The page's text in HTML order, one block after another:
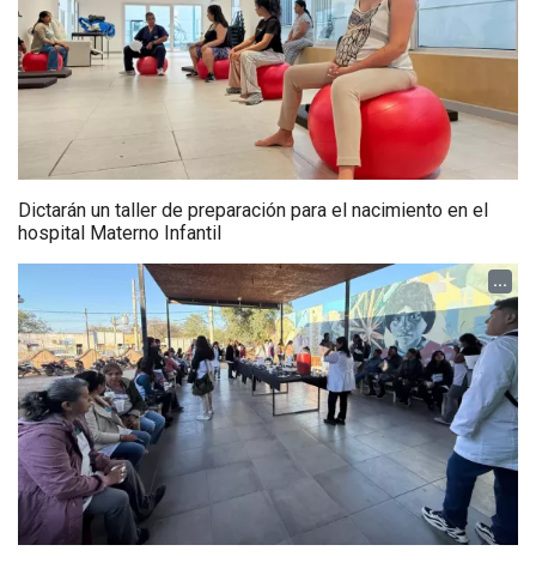
Dictarán un taller de preparación para el nacimiento en el
hospital Materno Infantil
...